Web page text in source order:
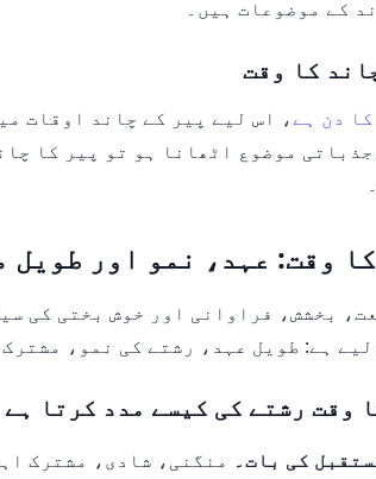
کے موضوعات ہیں۔
کا وقت
دن ہے، اس لیے پیر کے چاند اوقات
جذباتی موضوع اٹھانا ہو تو پیر کا
وقت: عہد، نمو اور طویل
بخشش، فراوانی اور خوش بختی کی
ہے: طویل عہد، رشتے کی نمو،
وقت رشتے کی کیسے مدد کرتا ہے
کی بات۔ منگنی، شادی، مشترک